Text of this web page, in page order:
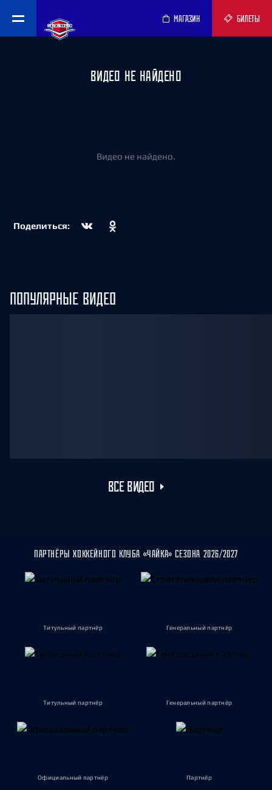
МАГАЗИН БИЛЕТЫ
ВИДЕО НЕ НАЙДЕНО
Видео не найдено.
Поделиться:
ПОПУЛЯРНЫЕ ВИДЕО
ВСЕ ВИДЕО
ПАРТНЁРЫ ХОККЕЙНОГО КЛУБА «ЧАЙКА» СЕЗОНА 2026/2027
Титульный партнёр Генеральный партнёр
Титульный партнёр Генеральный партнёр
Официальный партнёр Партнёр